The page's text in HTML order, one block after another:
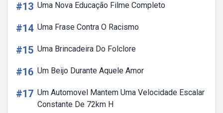
#13 Uma Nova Educação Filme Completo
#14 Uma Frase Contra O Racismo
#15 Uma Brincadeira Do Folclore
#16 Um Beijo Durante Aquele Amor
#17 Um Automovel Mantem Uma Velocidade Escalar
Constante De 72km H